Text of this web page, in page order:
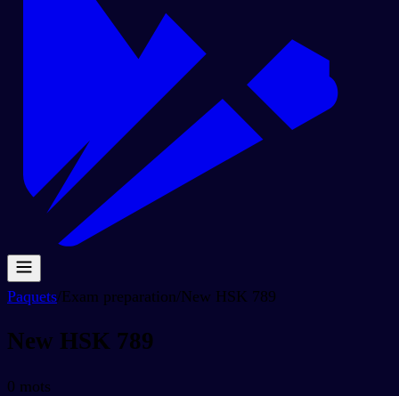
Paquets/Exam preparation/New HSK 789
New HSK 789
0 mots